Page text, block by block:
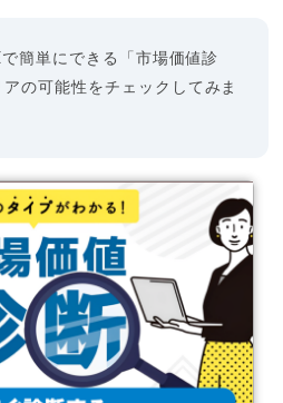
簡単にできる「市場価値診
の可能性をチェックしてみま